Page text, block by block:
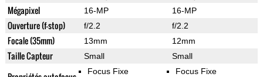
Mégapixel 16-MP 16-MP
Ouverture (f-stop) f/2.2 f/2.2
Focale (35mm) 13mm 12mm
Taille Capteur Small Small
Focus Fixe Focus Fixe